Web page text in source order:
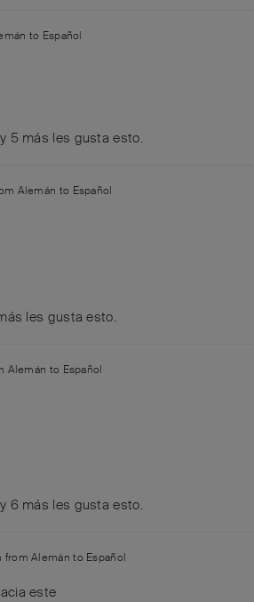
to Español
y 5 más les gusta esto.
Alemán to Español
les gusta esto.
Alemán to Español
y 6más les gusta esto.
fromAlemán to Español
este